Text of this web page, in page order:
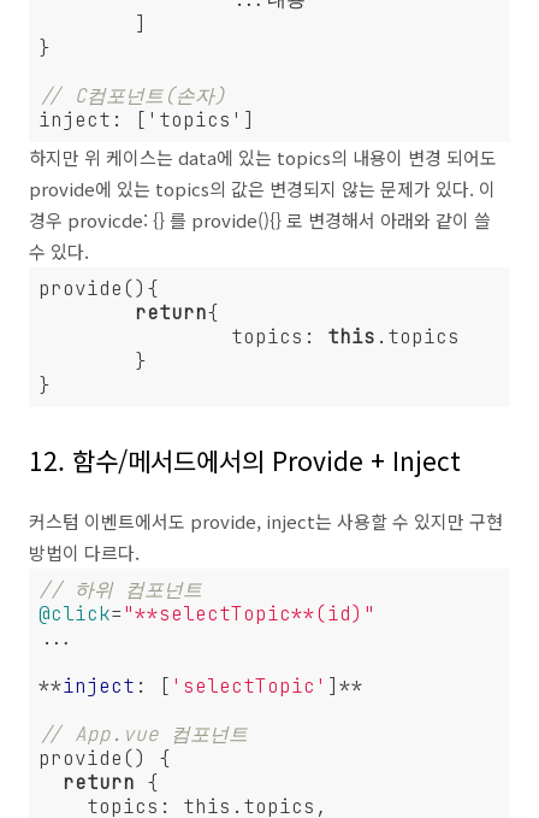
}
// C컴포넌트(손자)
하지만 위 케이스는 data에 있는 topics의 내용이 변경 되어도
provide에 있는 topics의 값은 변경되지 않는 문제가 있다. 이
경우 provicde: {} 를 provide(){} 로 변경해서 아래와 같이 쓸
수 있다.
provide(){
return{
		topics:
this .topics
12. 함수/메서드에서의 Provide + Inject
커스텀 이벤트에서도 provide, inject는 사용할 수 있지만 구현
방법이 다르다.
// 하위 컴포넌트
@click="**selectTopic**(id)"
...
**inject : [ 'selectTopic' ]**
// App.vue 컴포넌트
provide() {
return {